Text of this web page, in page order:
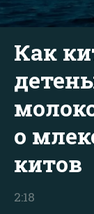
Как
о
китов
2:18